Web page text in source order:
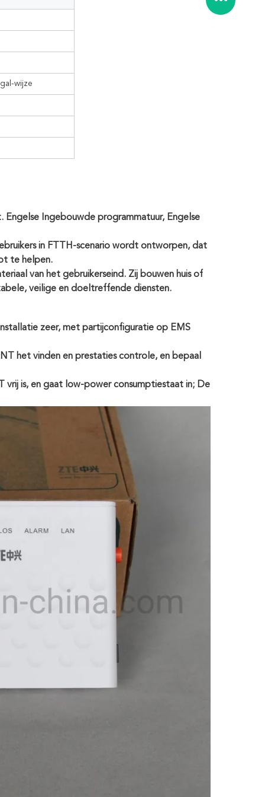
wijze
Ingebouwde programmatuur, Engelse
in FTTH-scenario wordt ontworpen, dat
te helpen.
van het gebruikerseind. Zij bouwen huis of
veilige en doeltreffende diensten.
zeer, met partijconfiguratie op EMS
het vinden en prestaties controle, en bepaal
is, en gaat low-power consumptiestaat in; De